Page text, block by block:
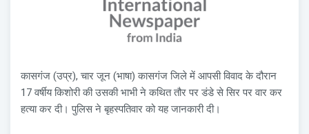
कासगंज (उप्र), चार जून (भाषा) कासगंज जिले में आपसी विवाद के दौरान
17 वर्षीय किशोरी की उसकी भाभी ने कथित तौर पर डंडे से सिर पर वार कर
हत्या कर दी। पुलिस ने बृहस्पतिवार को यह जानकारी दी।